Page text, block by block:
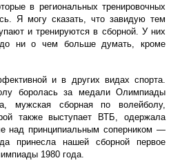
в региональных тренировочных
Я могу сказать, что завидую тем
и тренируются в сборной. У них
ни о чем больше думать, кроме
и в других видах спорта.
боролась за медали Олимпиады
мужская сборная по волейболу,
также выступает ВТБ, одержала
над принципиальным соперником —
принесла нашей сборной первое
1980 года.